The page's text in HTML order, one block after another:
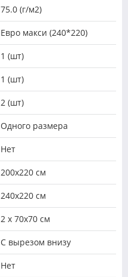
75.0 (г/м2)
Евро макси (240*220)
1 (шт)
1 (шт)
2 (шт)
Одного размера
Нет
200х220 см
240х220 см
2 х 70х70 см
С вырезом внизу
Нет